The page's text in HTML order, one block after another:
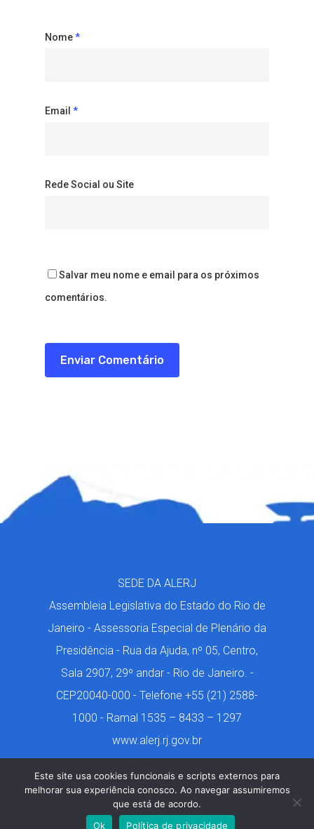
Nome*
Email *
Rede Social ou Site
Salvar meu nome e email para os próximos
comentários.
SEDE DA ALERJ
Assembleia Legislativa do Estado do Rio de
Janeiro - Assessoria Especial de Plenário da
Presidência - Rua da Ajuda, nº 05, Centro,
Sala 2907, 29º andar - Rio de Janeiro. -
CEP20040-000 - Telefone +55 (21) 2588-
1000 - Ramal 1535 – 8433 – 1297
www.alerj.rj.gov.br
Márcio de Castro. 2001-2024. Todos os Direitos
Este site usa cookies funcionais e scripts externos para
melhorar sua experiência conosco. Ao navegar assumiremos
que está de acordo.
Ok
Política de privacidade